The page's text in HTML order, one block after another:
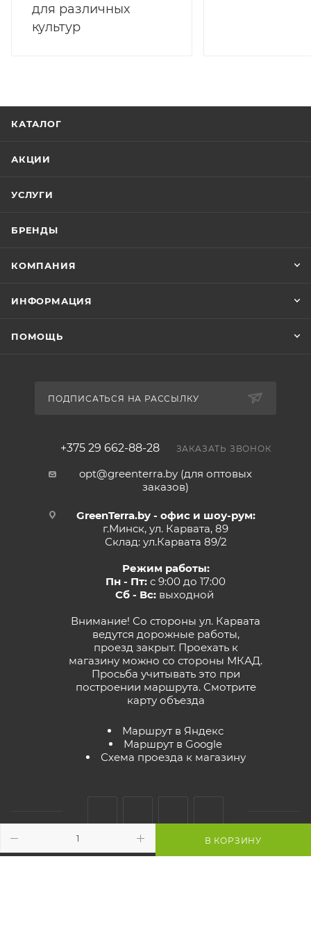
В КОРЗИНУ
для различных
культур
КАТАЛОГ
АКЦИИ
УСЛУГИ
БРЕНДЫ
КОМПАНИЯ
ИНФОРМАЦИЯ
ПОМОЩЬ
ПОДПИСАТЬСЯ НА РАССЫЛКУ
+375 29 662-88-28 ЗАКАЗАТЬ ЗВОНОК
opt@greenterra.by (для оптовых
заказов)
GreenTerra.by - офис и шоу-рум:
г.Минск, ул. Карвата, 89
Склад: ул.Карвата 89/2
Режим работы:
Пн - Пт: с 9:00 до 17:00
Сб - Вс:выходной
Внимание! Со стороны ул. Карвата
ведутся дорожные работы,
проезд закрыт. Проехать к
магазину можно со стороны МКАД.
Просьба учитывать это при
построении маршрута. Смотрите
карту объезда
Маршрут в Яндекс
Маршрут в Google
Схема проезда к магазину